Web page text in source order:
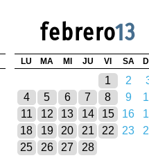
febrero13
LU MA MI JU VI SA
1 2
4
5 6 7 8 9
11
12 13 14 15 16
18
19 20 21 22 23
25
26 27 28